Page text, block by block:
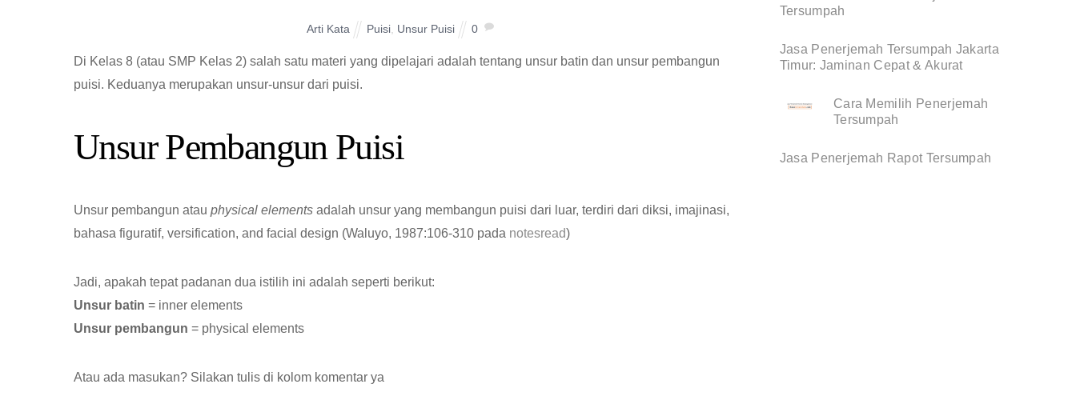
Arti Kata Puisi, Unsur Puisi 0
Di Kelas 8 (atau SMP Kelas 2) salah satu materi yang dipelajari adalah tentang unsur batin dan unsur pembangun
puisi. Keduanya merupakan unsur-unsur dari puisi.
Unsur Pembangun Puisi
Unsur pembangun atau physical elements adalah unsur yang membangun puisi dari luar, terdiri dari diksi, imajinasi,
bahasa figuratif, versification, and facial design (Waluyo, 1987:106-310 pada notesread)
Jadi, apakah tepat padanan dua istilih ini adalah seperti berikut:
Unsur batin = inner elements
Unsur pembangun = physical elements
Atau ada masukan? Silakan tulis di kolom komentar ya
Tersumpah
Jasa Penerjemah Tersumpah Jakarta
Timur: Jaminan Cepat & Akurat
Cara Memilih Penerjemah
Tersumpah
Jasa Penerjemah Rapot Tersumpah